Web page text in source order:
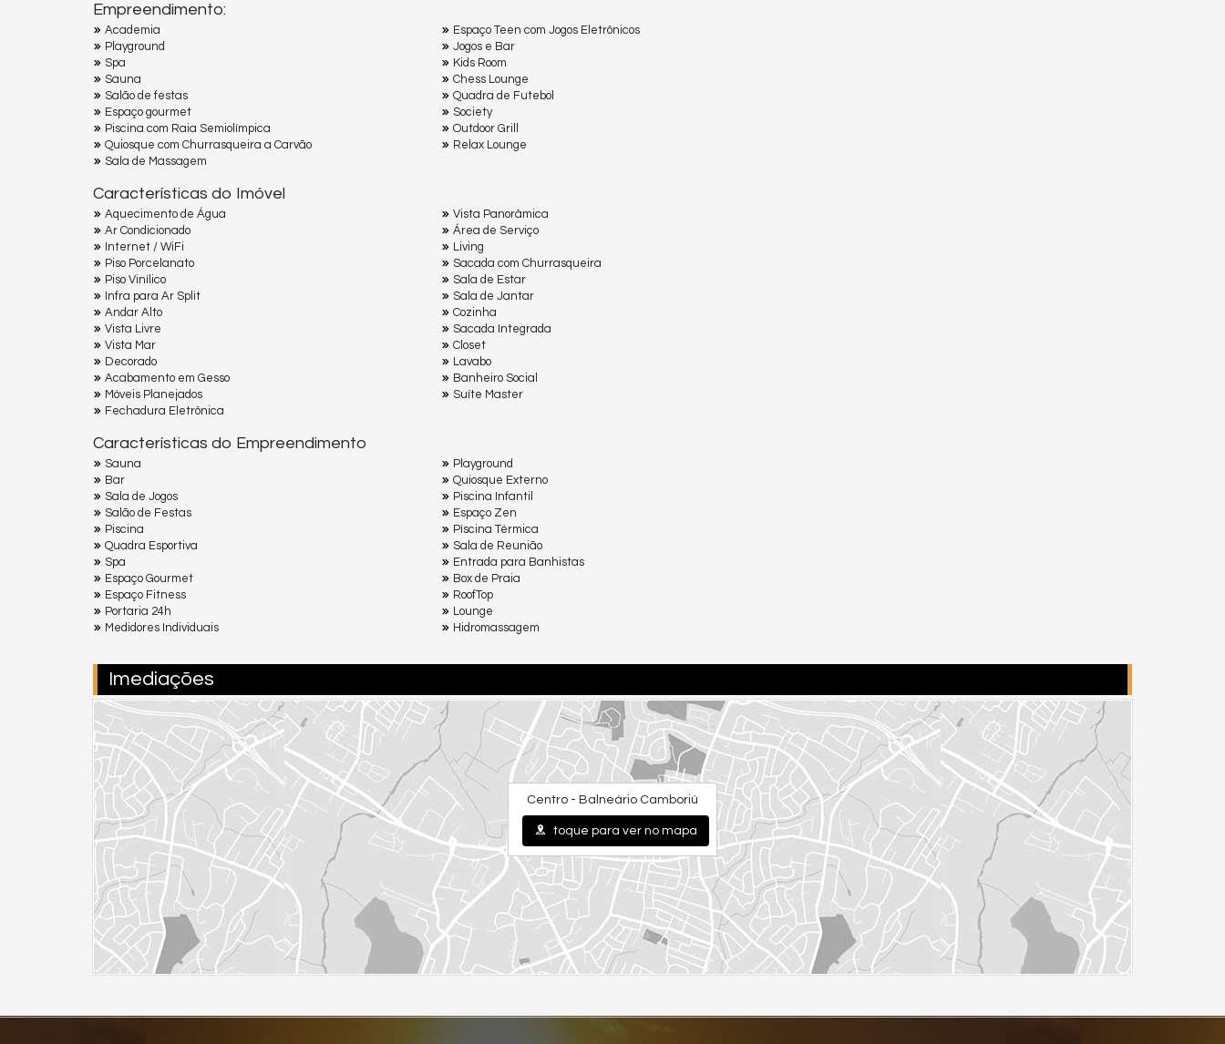
Empreendimento:
Academia
Playground
Spa
Sauna
Salão de festas
Espaço gourmet
Piscina com Raia Semiolímpica
Quiosque com Churrasqueira a Carvão
Sala de Massagem
Espaço Teen com Jogos Eletrônicos
Jogos e Bar
Kids Room
Chess Lounge
Quadra de Futebol
Society
Outdoor Grill
Relax Lounge
Características do Imóvel
Aquecimento de Água
Ar Condicionado
Internet / WiFi
Piso Porcelanato
Piso Vinílico
Infra para Ar Split
Andar Alto
Vista Livre
Vista Mar
Decorado
Acabamento em Gesso
Móveis Planejados
Fechadura Eletrônica
Vista Panorâmica
Área de Serviço
Living
Sacada com Churrasqueira
Sala de Estar
Sala de Jantar
Cozinha
Sacada Integrada
Closet
Lavabo
Banheiro Social
Suíte Master
Características do Empreendimento
Sauna
Bar
Sala de Jogos
Salão de Festas
Piscina
Quadra Esportiva
Spa
Espaço Gourmet
Espaço Fitness
Portaria 24h
Medidores Individuais
Playground
Quiosque Externo
Piscina Infantil
Espaço Zen
Pìscina Térmica
Sala de Reunião
Entrada para Banhistas
Box de Praia
RoofTop
Lounge
Hidromassagem
Imediações
Centro - Balneário Camboriú
toque para ver no mapa